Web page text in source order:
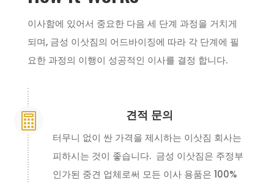
이사함에 있어서 중요한 다음 세 단계 과정을 거치게
되며, 금성 이삿짐의 어드바이징에 따라 각 단계에 필
요한 과정의 이행이 성공적인 이사를 결정 합니다.
 견적 문의
터무니 없이 싼 가격을 제시하는 이삿짐 회사는
피하시는 것이 좋습니다. 금성 이삿짐은 주정부
인가된 중견 업체로써 모든 이사 용품은 100%